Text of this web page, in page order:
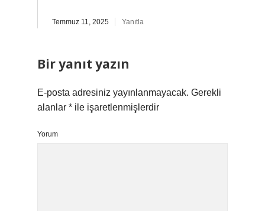
Temmuz 11, 2025 Yanıtla
Bir yanıt yazın
E-posta adresiniz yayınlanmayacak. Gerekli
alanlar * ile işaretlenmişlerdir
Yorum